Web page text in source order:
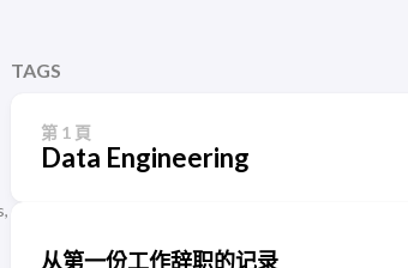
TAGS
第 1 頁
Data Engineering
从第一份工作辞职的记录